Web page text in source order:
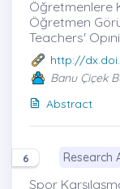
Öğretmenlere
Öğretmen
Teachers'
http://
Banu Çiçek
Abstract
6 Research
Spor